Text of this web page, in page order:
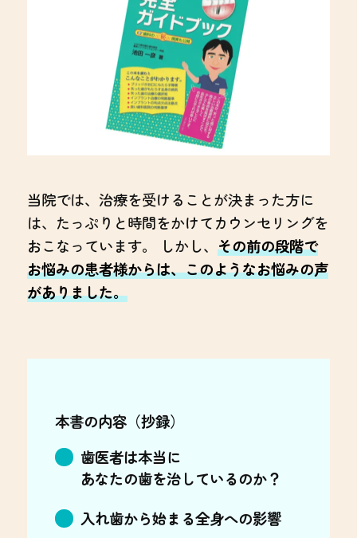
当院では、治療を受けることが決まった方に
は、たっぷりと時間をかけてカウンセリングを
おこなっています。 しかし、その前の段階で
お悩みの患者様からは、このようなお悩みの声
がありました。
本書の内容（抄録）
歯医者は本当に
あなたの歯を治しているのか？
入れ歯から始まる全身への影響